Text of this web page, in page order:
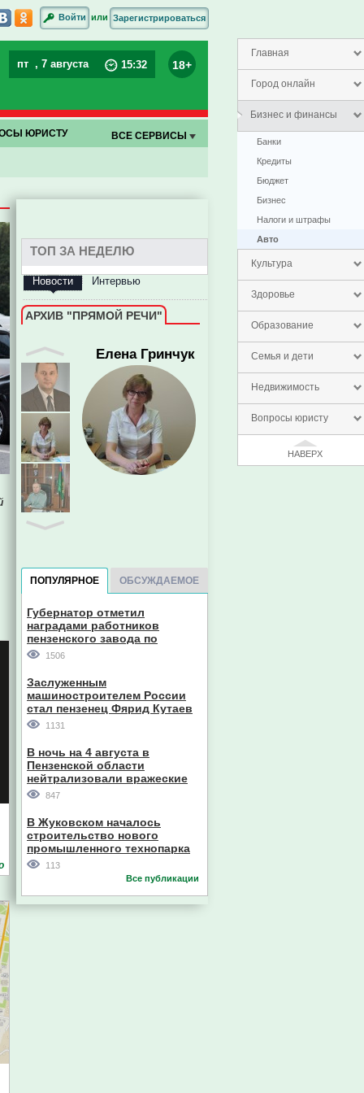
Главная
Город онлайн
Бизнес и финансы
Банки
Кредиты
Бюджет
Бизнес
Налоги и штрафы
Авто
Культура
Здоровье
Образование
Семья и дети
Недвижимость
Вопросы юристу
НАВЕРХ
Войти или Зарегистрироваться
пт , 7 августа 15:32 18+
ЮРИСТУ ВСЕ СЕРВИСЫ
ТОП ЗА НЕДЕЛЮ
Новости Интервью
АРХИВ "ПРЯМОЙ РЕЧИ"
Елена Гринчук
Евгений Пазечко
Главный судебный пристав
Пензенской области
ПОПУЛЯРНОЕ ОБСУЖДАЕМОЕ
Губернатор отметил
наградами работников
пензенского завода по
производству станков
1506
Заслуженным
машиностроителем России
стал пензенец Фярид Кутаев
1131
В ночь на 4 августа в
Пензенской области
нейтрализовали вражеские
дроны
847
В Жуковском началось
строительство нового
промышленного технопарка
113
Все публикации